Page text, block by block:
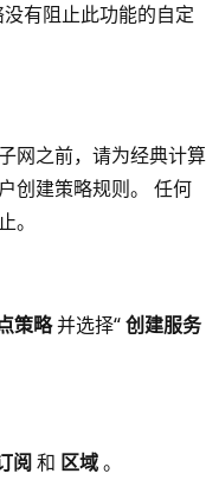
有阻止此功能的自定
网之前，请为经典计算
创建策略规则。 任何
。
策略并选择“创建服务
阅 和 区域。